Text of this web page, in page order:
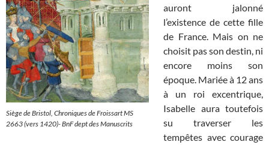
Siège de Bristol, Chroniques de FroissartMS
2663 (vers 1420)- BnF dept des Manuscrits
auront jalonné
l’existence de cette fille
de France. Mais on ne
choisit pas son destin, ni
encore moins son
époque. Mariée à 12 ans
à un roi excentrique,
Isabelle aura toutefois
su traverser les
tempêtes avec courage